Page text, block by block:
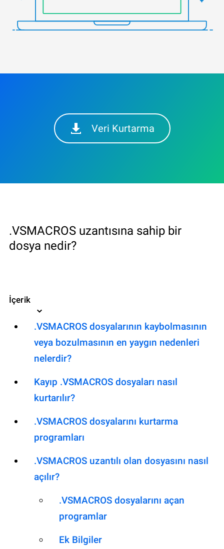
Veri Kurtarma
.VSMACROS uzantısına sahip bir
dosya nedir?
İçerik
.VSMACROS dosyalarının kaybolmasının
veya bozulmasının en yaygın nedenleri
nelerdir?
Kayıp .VSMACROS dosyaları nasıl
kurtarılır?
.VSMACROS dosyalarını kurtarma
programları
.VSMACROS uzantılı olan dosyasını nasıl
açılır?
.VSMACROS dosyalarını açan
programlar
Ek Bilgiler